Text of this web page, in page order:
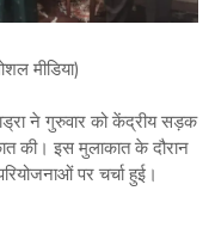
मीडिया)
ने गुरुवार को केंद्रीय सड़क
की। इस मुलाकात के दौरान
पर चर्चा हुई।